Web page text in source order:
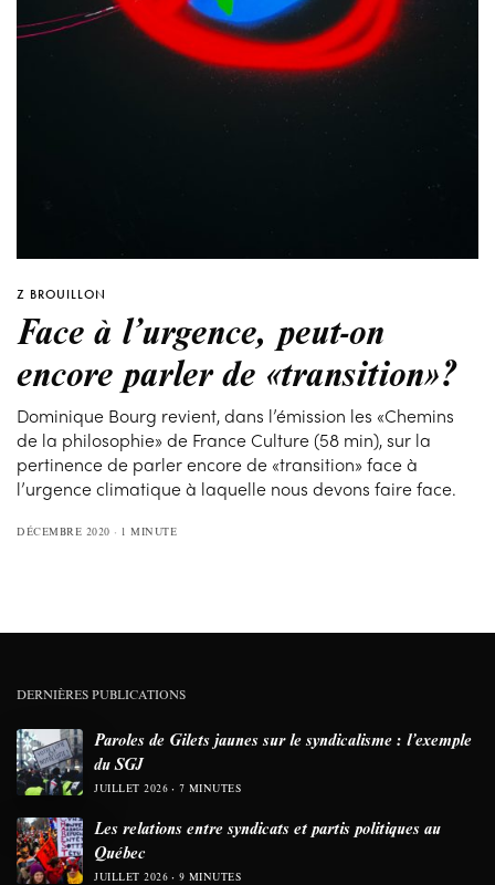
Z BROUILLON
Face à l’urgence, peut-on
encore parler de «transition»?
Dominique Bourg revient, dans l’émission les «Chemins
de la philosophie» de France Culture (58 min), sur la
pertinence de parler encore de «transition» face à
l’urgence climatique à laquelle nous devons faire face.
DÉCEMBRE 2020 1 MINUTE
DERNIÈRES PUBLICATIONS
Paroles de Gilets jaunes sur le syndicalisme : l’exemple
du SGJ
JUILLET 2026 7 MINUTES
Les relations entre syndicats et partis politiques au
Québec
JUILLET 2026 9 MINUTES